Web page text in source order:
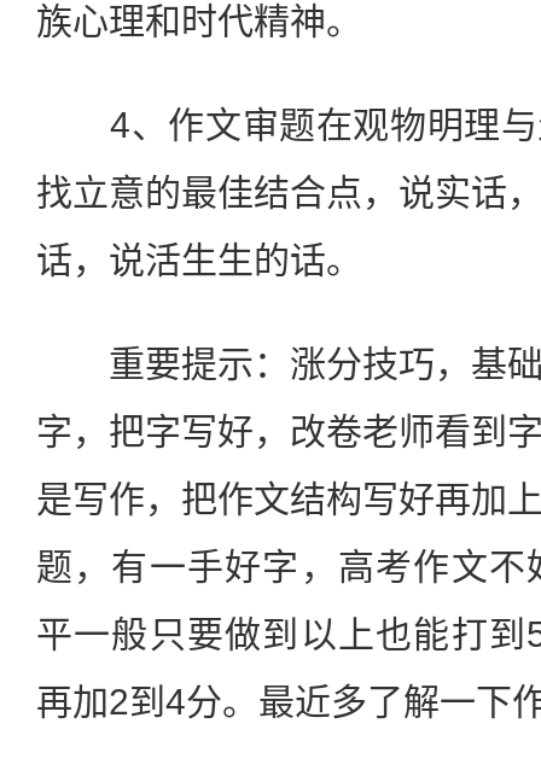
族心理和时代精神。
4、作文审题在观物明理与
找立意的最佳结合点，说实话
话，说活生生的话。
重要提示：涨分技巧，基础
字，把字写好，改卷老师看到
是写作，把作文结构写好再加
题，有一手好字，高考作文
平一般只要做到以上也能打
再加2到4分。最近多了解一下